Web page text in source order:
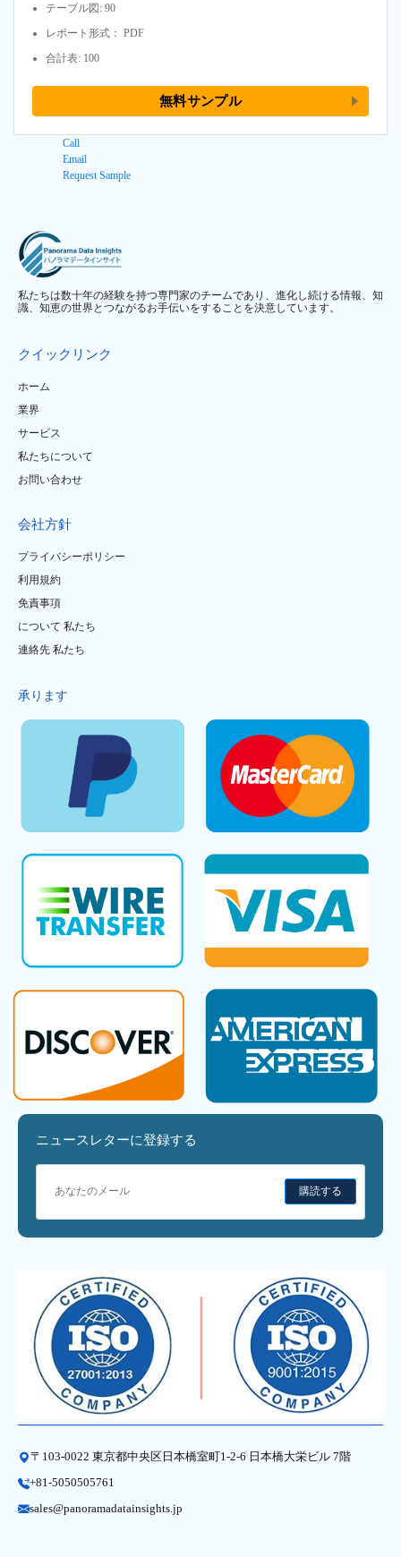
テーブル図: 90
レポート形式： PDF
合計表: 100
無料サンプル
Call
Email
Request Sample
私たちは数十年の経験を持つ専門家のチームであり、進化し続ける情報、知
識、知恵の世界とつながるお手伝いをすることを決意しています。
クイックリンク
ホーム
業界
サービス
私たちについて
お問い合わせ
会社方針
プライバシーポリシー
利用規約
免責事項
について 私たち
連絡先 私たち
承ります
ニュースレターに登録する
購読する
〒103-0022 東京都中央区日本橋室町1-2-6 日本橋大栄ビル 7階
+81-5050505761
sales@panoramadatainsights.jp